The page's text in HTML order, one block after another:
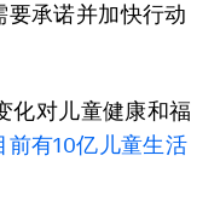
承诺并加快行动
化对儿童健康和福
前有10亿儿童生活